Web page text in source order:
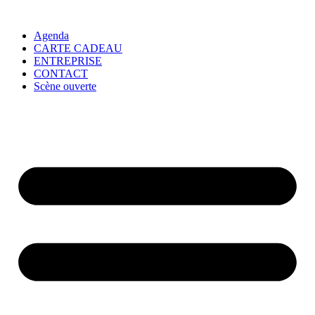
Agenda
CARTE CADEAU
ENTREPRISE
CONTACT
Scène ouverte